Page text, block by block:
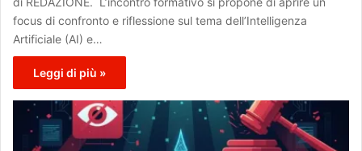
focus di confronto e riflessione sul tema dell’Intelligenza
Artificiale (AI) e…
Leggi di più »